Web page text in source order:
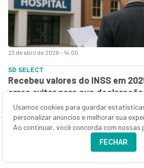
23 de abril de 2026 - 14:00
SD SELECT
Recebeu valores do INSS em
erros evitar para sua
Renda não ficar retida na
Usamos cookies para guardar
personalizar anúncios e melhorar sua
Ao continuar, você concorda com nossas
FECHAR